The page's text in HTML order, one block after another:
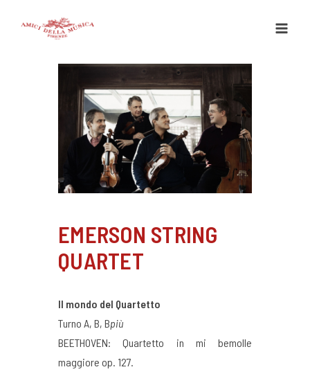
EMERSON STRING
QUARTET
Il mondo del Quartetto
Turno A, B, Bpiù
BEETHOVEN: Quartetto in mi bemolle
maggiore op. 127.